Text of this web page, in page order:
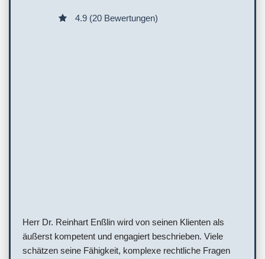
4.9 (20 Bewertungen)
Herr Dr. Reinhart Enßlin wird von seinen Klienten als
äußerst kompetent und engagiert beschrieben. Viele
schätzen seine Fähigkeit, komplexe rechtliche Fragen